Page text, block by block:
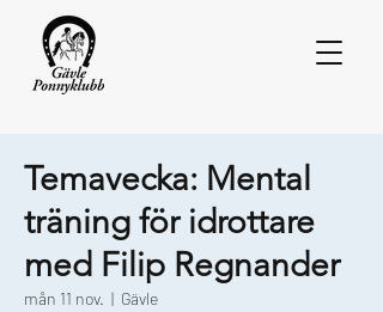
Temavecka: Mental
träning för idrottare
med Filip Regnander
mån 11 nov.
  |
Gävle